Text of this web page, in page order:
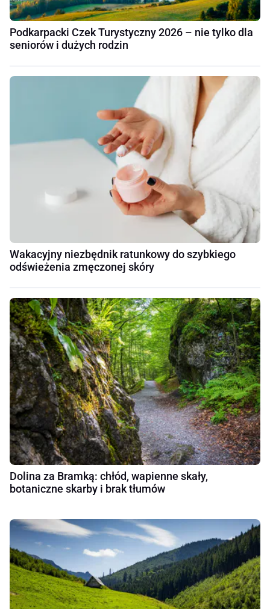
Podkarpacki Czek Turystyczny 2026 – nie tylko dla
seniorów i dużych rodzin
Wakacyjny niezbędnik ratunkowy do szybkiego
odświeżenia zmęczonej skóry
Dolina za Bramką: chłód, wapienne skały,
botaniczne skarby i brak tłumów